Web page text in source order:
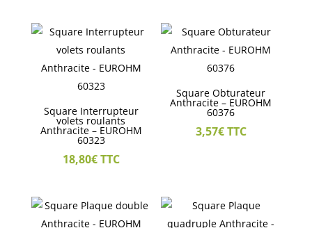
Square Interrupteur
volets roulants
Anthracite – EUROHM
60323
18,80€TTC
Square Obturateur
Anthracite – EUROHM
60376
3,57€TTC